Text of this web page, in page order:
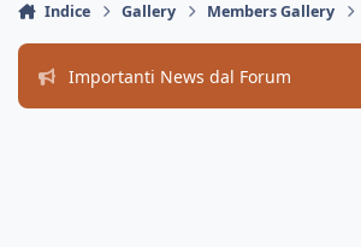
Indice Gallery Members Gallery
Importanti News dal Forum